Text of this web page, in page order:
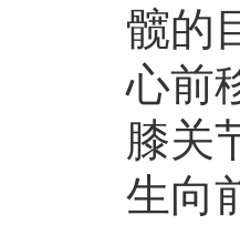
髋的
心前
膝关
生向